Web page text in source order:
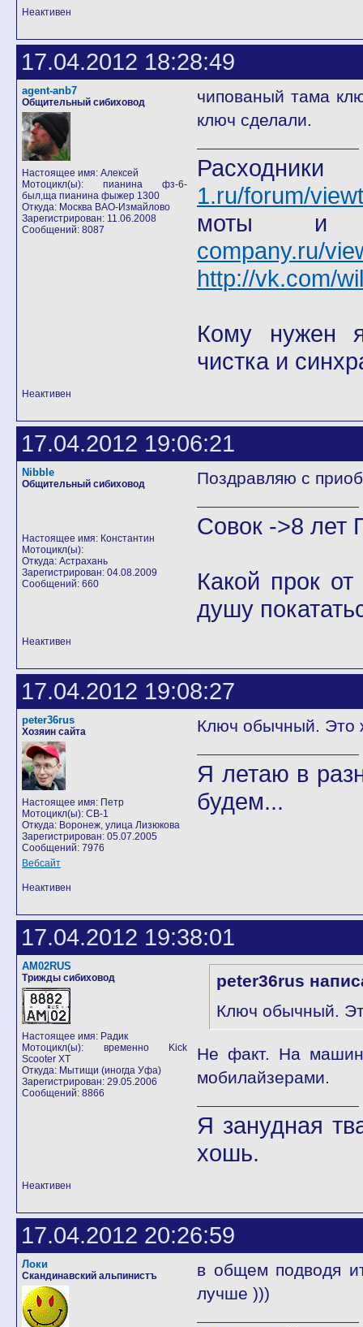
Неактивен
17.04.2012 18:28:49
agent-anb7
Общительный сибиховод
Настоящее имя: Алексей
Мотоцикл(ы): пианина фз-6-
был,ща пианина фыжер 1300
Откуда: Москва ВАО-Измайлово
Зарегистрирован: 11.06.2008
Сообщений: 8087
чипованый тама
ключ сделали.
1.ru/forum/
company.ru/
http://vk.com/
Кому нужен
чистка и
Неактивен
17.04.2012 19:06:21
Nibble
Общительный сибиховод
Настоящее имя: Константин
Мотоцикл(ы):
Откуда: Астрахань
Зарегистрирован: 04.08.2009
Сообщений: 660
Поздравляю с
Совок ->8 лет
Какой прок
душу
Неактивен
17.04.2012 19:08:27
peter36rus
Хозяин сайта
Настоящее имя: Петр
Мотоцикл(ы): CB-1
Откуда: Воронеж, улица Лизюкова
Зарегистрирован: 05.07.2005
Сообщений: 7976
Вебсайт
Ключ обычный. Это
Я летаю в
будем...
Неактивен
17.04.2012 19:38:01
AM02RUS
Трижды сибиховод
Настоящее имя: Радик
Мотоцикл(ы): временно Kick
Scooter XT
Откуда: Мытищи (иногда Уфа)
Зарегистрирован: 29.05.2006
Сообщений: 8866
peter36rus
Ключ обычный.
Не факт. На
мобилайзерами.
Я занудная
хошь.
Неактивен
17.04.2012 20:26:59
Локи
Скандинавский альпинистъ
в общем подводя
лучше )))